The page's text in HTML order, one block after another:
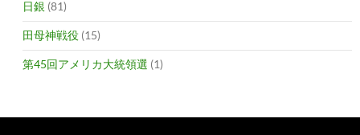
日銀 (81)
田母神戦役 (15)
第45回アメリカ大統領選 (1)